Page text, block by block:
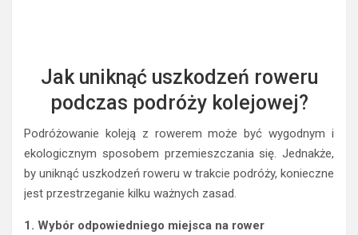
Jak uniknąć uszkodzeń roweru
podczas podróży kolejowej?
Podróżowanie koleją z rowerem może być wygodnym i
ekologicznym sposobem przemieszczania się. Jednakże,
by uniknąć uszkodzeń roweru w trakcie podróży, konieczne
jest przestrzeganie kilku ważnych zasad.
1. Wybór odpowiedniego miejsca na rower